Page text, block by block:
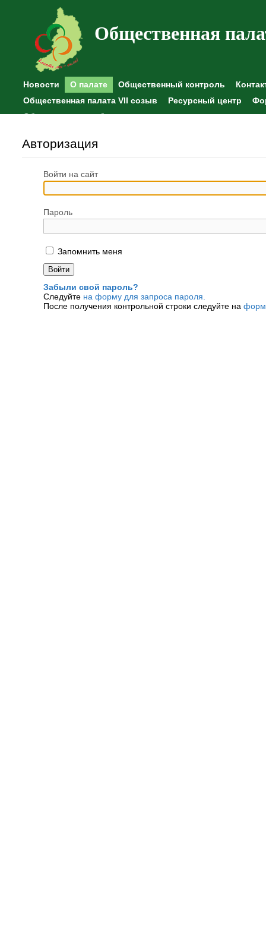
Общественная
Новости О палате Общественный контроль
Общественная палата VII созыв
Ресурсный центр
Общественные наблюдения
Авторизация
Войти на сайт
Пароль
Запомнить меня
Забыли свой пароль?
Следуйте на форму для запроса пароля.
После получения контрольной строки следуйте на